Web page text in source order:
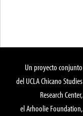
Un proyecto conjunto
del UCLA Chicano Studies
Research Center,
el Arhoolie Foundation,